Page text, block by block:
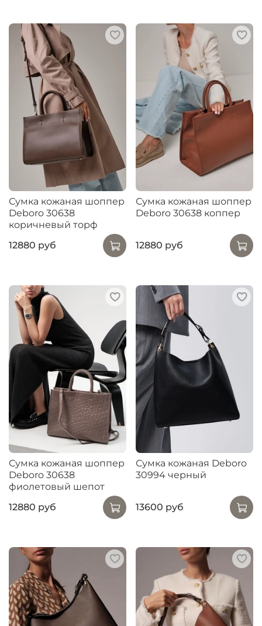
Сумка кожаная шоппер
Deboro 30638
коричневый торф
12880 руб
Сумка кожаная шоппер
Deboro 30638 коппер
12880 руб
Сумка кожаная шоппер
Deboro 30638
фиолетовый шепот
12880 руб
Сумка кожаная Deboro
30994 черный
13600 руб